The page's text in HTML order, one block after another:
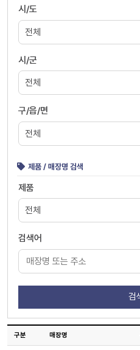
시/도
시/군
구/읍/면
제품 / 매장명 검색
제품
검색어
구분 매장명